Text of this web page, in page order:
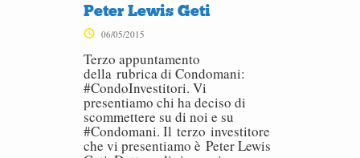
Peter Lewis Geti
06/05/2015
Terzo appuntamento
della rubrica di Condomani:
#CondoInvestitori. Vi
presentiamo chi ha deciso di
scommettere su di noi e su
#Condomani. Il terzo investitore
che vi presentiamo è Peter Lewis